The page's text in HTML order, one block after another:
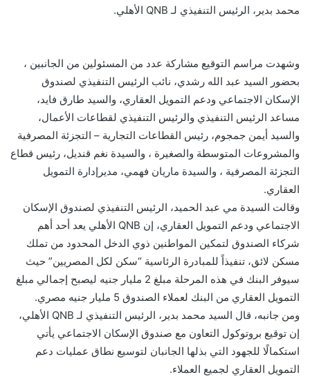
محمد بدير، الرئيس التنفيذي لـ QNB الأهلي.
وشهدت مراسم التوقيع مشاركة عدد من المسئولين من الجانبين ،
بحضور السيد عبد الله رشدي، نائب الرئيس التنفيذي لصندوق
الإسكان الاجتماعي ودعم التمويل العقاري، والسيد طارق فايد،
مساعد الرئيس التنفيذي والرئيس التنفيذي لقطاعات الأعمال،
والسيد أيمن جمجوم، رئيس القطاعات التجارية – التجزئة المصرفية
والمشروعات المتوسطة والصغيرة ، والسيدة نغم قنديل، رئيس قطاع
التجزئة المصرفية ، والسيدة ماريان فهمي، مديرإدارة التمويل
العقاري.
وقالت السيدة مي عبد الحميد، الرئيس التنفيذي لصندوق الإسكان
الاجتماعي ودعم التمويل العقاري، إن QNB الأهلي يعد أحد أهم
شركاء الصندوق لتمكين المواطنين ذوي الدخل المحدود من تملك
مسكن لائق، تنفيذاً للمبادرة الرئاسية “سكن لكل المصريين” حيث
سيوفر البنك في هذه المرحلة مبلغ 2 مليار جنيه ليصبح إجمالي مبلغ
التمويل العقاري من البنك لعملاء الصندوق 5 مليار جنيه مصري.
ومن جانبه، قال السيد محمد بدير، الرئيس التنفيذي لـ QNB الأهلي،
إن توقيع بروتوكول التعاون مع صندوق الإسكان الاجتماعي يأتي
استكمالًا للجهود التي بذلها الجانبان لتوسيع نطاق عمليات دعم
التمويل العقاري لجميع العملاء.